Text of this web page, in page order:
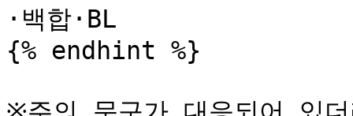
·백합·BL
{% endhint %}